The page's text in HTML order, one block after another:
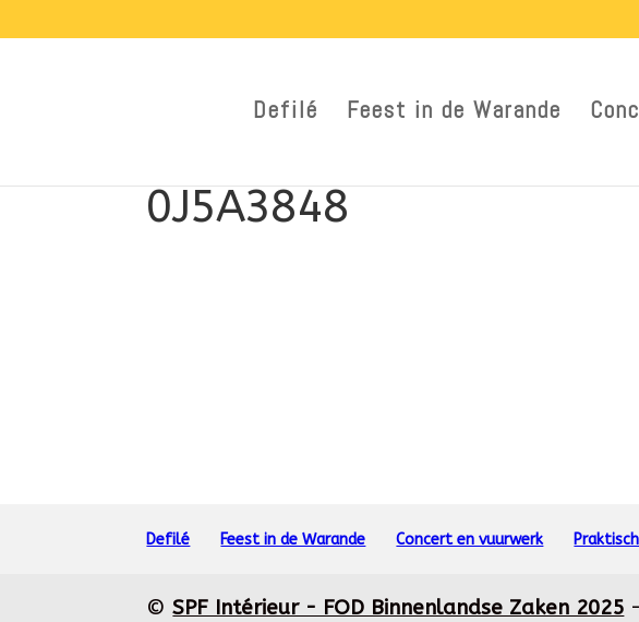
Defilé Feest in de Warande
0J5A3848
Defilé Feest in de Warande Concert en vuurwerk
©SPF Intérieur - FOD Binnenlandse Zaken 2025 -